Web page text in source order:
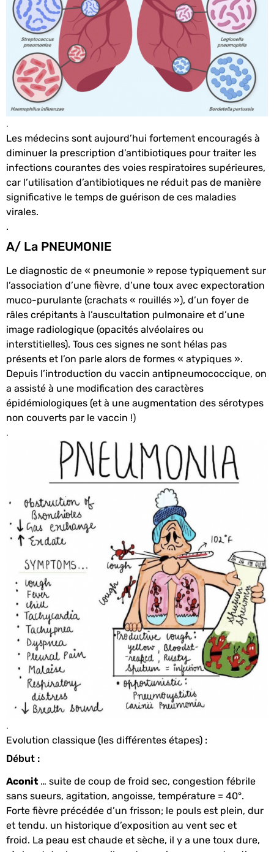
.
Les médecins sont aujourd’hui fortement encouragés à
diminuer la prescription d’antibiotiques pour traiter les
infections courantes des voies respiratoires supérieures,
car l’utilisation d’antibiotiques ne réduit pas de manière
significative le temps de guérison de ces maladies
virales.
.
A/ La PNEUMONIE
Le diagnostic de « pneumonie » repose typiquement sur
l’association d’une fièvre, d’une toux avec expectoration
muco-purulante (crachats « rouillés »), d’un foyer de
râles crépitants à l’auscultation pulmonaire et d’une
image radiologique (opacités alvéolaires ou
interstitielles). Tous ces signes ne sont hélas pas
présents et l’on parle alors de formes « atypiques ».
Depuis l’introduction du vaccin antipneumococcique, on
a assisté à une modification des caractères
épidémiologiques (et à une augmentation des sérotypes
non couverts par le vaccin !)
.
.
Evolution classique (les différentes étapes) :
Début :
Aconit … suite de coup de froid sec, congestion fébrile
sans sueurs, agitation, angoisse, température = 40°.
Forte fièvre précédée d’un frisson; le pouls est plein, dur
et tendu. un historique d’exposition au vent sec et
froid. La peau est chaude et sèche, il y a une toux dure,